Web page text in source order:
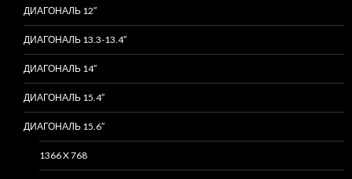
ДИАГОНАЛЬ 12″
ДИАГОНАЛЬ 13.3-13.4″
ДИАГОНАЛЬ 14″
ДИАГОНАЛЬ 15.4″
ДИАГОНАЛЬ 15.6″
1366 X 768